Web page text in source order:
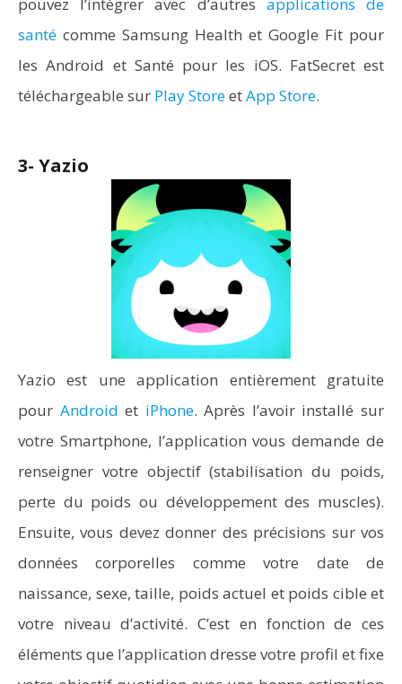
santé comme Samsung Health et Google Fit pour
les Android et Santé pour les iOS. FatSecret est
téléchargeable sur Play StoreetApp Store.
3- Yazio
Yazio est une application entièrement gratuite
pour Android et iPhone. Après l’avoir installé sur
votre Smartphone, l’application vous demande de
renseigner votre objectif (stabilisation du poids,
perte du poids ou développement des muscles).
Ensuite, vous devez donner des précisions sur vos
données corporelles comme votre date de
naissance, sexe, taille, poids actuel et poids cible et
votre niveau d’activité. C’est en fonction de ces
éléments que l’application dresse votre profil et fixe